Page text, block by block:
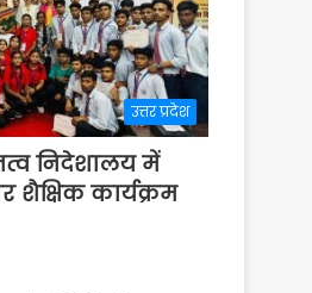
उत्तर प्रदेश
निदेशालय में
शैक्षिक कार्यक्रम